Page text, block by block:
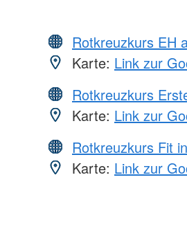
Rotkreuzkurs EH
Karte: Link zur
Rotkreuzkurs
Karte: Link zur
Rotkreuzkurs Fit
Karte: Link zur